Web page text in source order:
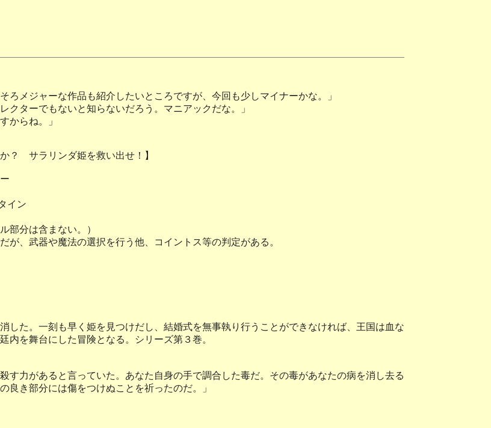
ろメジャーな作品も紹介したいところですが、今回も少しマイナーかな。」
ターでもないと知らないだろう。マニアックだな。」
からね。」
？ サラリンダ姫を救い出せ！】
イン
分は含まない。）
、武器や魔法の選択を行う他、コイントス等の判定がある。
た。一刻も早く姫を見つけだし、結婚式を無事執り行うことができなければ、王国は血な
内を舞台にした冒険となる。シリーズ第３巻。
力があると言っていた。あなた自身の手で調合した毒だ。その毒があなたの病を消し去る
良き部分には傷をつけぬことを祈ったのだ。」